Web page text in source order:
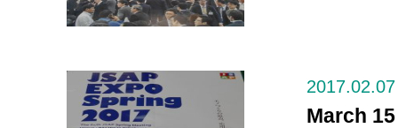
2017.02.07
March